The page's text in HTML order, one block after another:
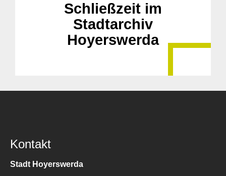
Schließzeit im
Stadtarchiv
Hoyerswerda
Kontakt
Stadt Hoyerswerda